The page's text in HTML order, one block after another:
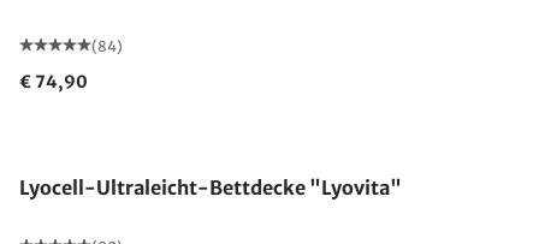
(84)
€ 74,90
Lyocell-Ultraleicht-Bettdecke "Lyovita"